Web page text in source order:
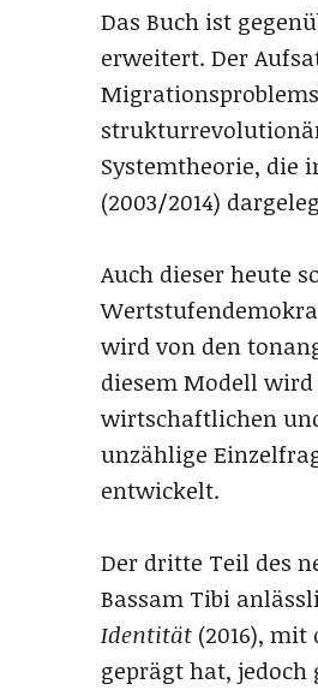
Das Buch ist
erweitert. Der
Systemtheorie, die
(2003/2014)
Auch dieser heute
wird von den
diesem Modell
wirtschaftlichen
unzählige
entwickelt.
Der dritte Teil des
Bassam Tibi
Identität (2016),
geprägt hat,